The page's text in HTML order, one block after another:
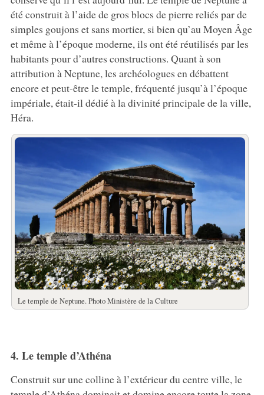
été construit à l’aide de gros blocs de pierre reliés par de
simples goujons et sans mortier, si bien qu’au Moyen Âge
et même à l’époque moderne, ils ont été réutilisés par les
habitants pour d’autres constructions. Quant à son
attribution à Neptune, les archéologues en débattent
encore et peut-être le temple, fréquenté jusqu’à l’époque
impériale, était-il dédié à la divinité principale de la ville,
Héra.
Le temple de Neptune. Photo Ministère de la Culture
4. Le temple d’Athéna
Construit sur une colline à l’extérieur du centre ville, le